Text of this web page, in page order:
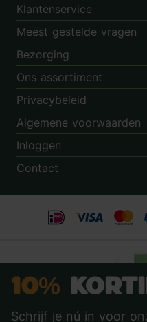
Klantenservice
Meest gestelde vragen
Bezorging
Ons assortiment
Privacybeleid
Algemene voorwaarden
Inloggen
Contact
10%
Schrijf je nú in voor